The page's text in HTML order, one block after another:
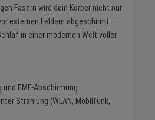
Fasern wird dein Körper nicht nur
externen Feldern abgeschirmt –
in einer modernen Welt voller
und EMF-Abschirmung
Strahlung (WLAN, Mobilfunk,